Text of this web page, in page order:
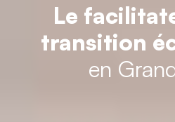
Le
transition
en